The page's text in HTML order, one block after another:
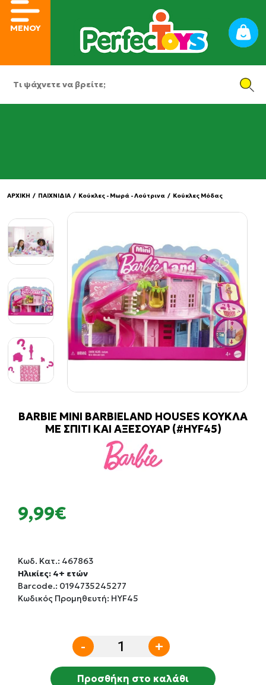
ΜΕΝΟΥ
ΑΡΧΙΚΗ / ΠΑΙΧΝΙΔΙΑ / Κούκλες - Μωρά - Λούτρινα / Κούκλες Μόδας
BARBIE MINI BARBIELAND HOUSES ΚΟΥΚΛΑ
ΜΕ ΣΠΙΤΙ ΚΑΙ ΑΞΕΣΟΥΑΡ (#HYF45)
9,99€
Κωδ. Κατ.: 467863
Ηλικίες: 4+ ετών
Barcode.: 0194735245277
Κωδικός Προμηθευτή: HYF45
- +
Προσθήκη στο καλάθι